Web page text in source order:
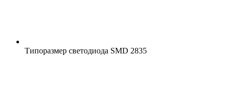
Типоразмер светодиода SMD 2835